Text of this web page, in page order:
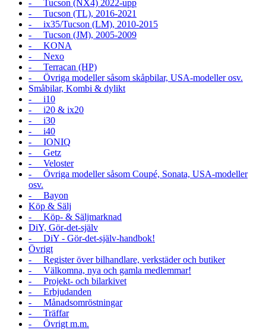
- Tucson (NX4) 2022-upp
- Tucson (TL), 2016-2021
- ix35/Tucson (LM), 2010-2015
- Tucson (JM), 2005-2009
- KONA
- Nexo
- Terracan (HP)
- Övriga modeller såsom skåpbilar, USA-modeller osv.
Småbilar, Kombi & dylikt
- i10
- i20 & ix20
- i30
- i40
- IONIQ
- Getz
- Veloster
- Övriga modeller såsom Coupé, Sonata, USA-modeller
osv.
- Bayon
Köp & Sälj
- Köp- & Säljmarknad
DiY, Gör-det-själv
- DiY - Gör-det-själv-handbok!
Övrigt
- Register över bilhandlare, verkstäder och butiker
- Välkomna, nya och gamla medlemmar!
- Projekt- och bilarkivet
- Erbjudanden
- Månadsomröstningar
- Träffar
- Övrigt m.m.